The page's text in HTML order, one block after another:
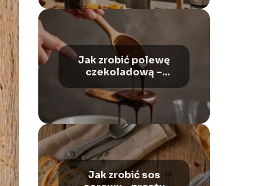
Jak zrobić polewę
czekoladową –
deserów
Jak zrobić sos